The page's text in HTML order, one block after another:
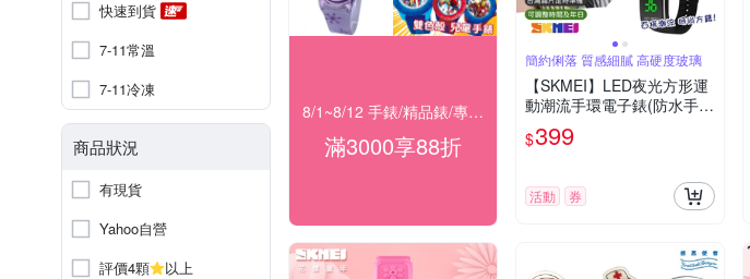
快速到貨
7-11常溫
7-11冷凍
商品狀況
有現貨
Yahoo自營
評價4顆
以上
8/1~8/12 手錶/精品錶/專櫃飾品 指定商品滿$3000享88折
滿3000享88折
簡約俐落 質感細膩 高硬度玻璃
【SKMEI】LED夜光方形運
動潮流手環電子錶(防水手錶
情侶錶 大字手錶 學生錶 運
動錶 簡約手錶/1119BBK)
$399
活動 券